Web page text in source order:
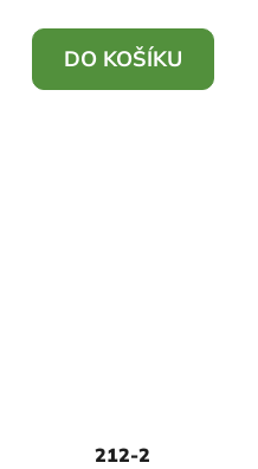
DO KOŠÍKU
212-2